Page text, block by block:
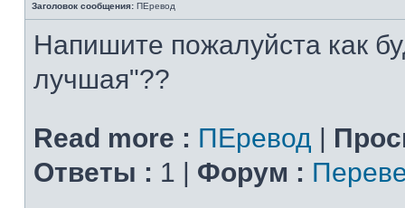
Заголовок сообщения: ПЕревод
Напишите пожалуйста как
лучшая"??
Read more : ПЕревод |
Ответы : 1 | Форум :